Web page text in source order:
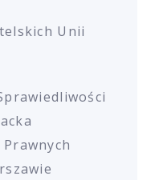
Unii